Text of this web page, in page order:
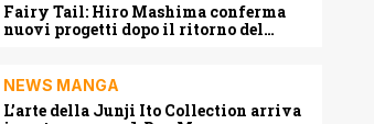
Fairy Tail: Hiro Mashima conferma
nuovi progetti dopo il ritorno del
NEWS MANGA
L’arte della Junji Ito Collection arriva